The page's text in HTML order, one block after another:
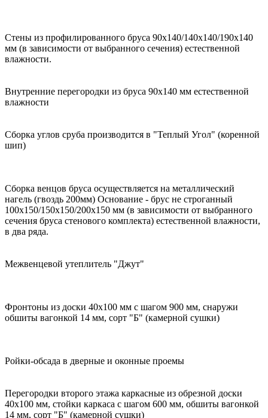
Стены из профилированного бруса 90х140/140х140/190х140
мм (в зависимости от выбранного сечения) естественной
влажности.
Внутренние перегородки из бруса 90х140 мм естественной
влажности
Сборка углов сруба производится в "Теплый Угол" (коренной
шип)
Сборка венцов бруса осуществляется на металлический
нагель (гвоздь 200мм) Основание - брус не строганный
100х150/150х150/200х150 мм (в зависимости от выбранного
сечения бруса стенового комплекта) естественной влажности,
в два ряда.
Межвенцевой утеплитель "Джут"
Фронтоны из доски 40х100 мм с шагом 900 мм, снаружи
обшиты вагонкой 14 мм, сорт "Б" (камерной сушки)
Ройки-обсада в дверные и оконные проемы
Перегородки второго этажа каркасные из обрезной доски
40х100 мм, стойки каркаса с шагом 600 мм, обшиты вагонкой
14 мм, сорт "Б" (камерной сушки)